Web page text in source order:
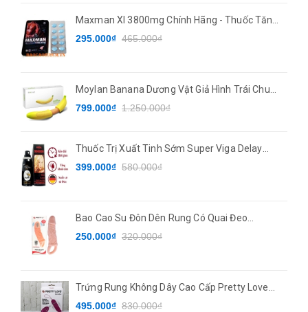
Maxman XI 3800mg Chính Hãng - Thuốc Tăng
Cường Sinh Lý
295.000₫ 465.000₫
Moylan Banana Dương Vật Giả Hình Trái Chuối
7 Chế Độ Rung
799.000₫ 1.250.000₫
Thuốc Trị Xuất Tinh Sớm Super Viga Delay
Spray
399.000₫ 580.000₫
Bao Cao Su Đôn Dên Rung Có Quai Đeo
PRETTYLOVE
250.000₫ 320.000₫
Trứng Rung Không Dây Cao Cấp Pretty Love
Deirdre
495.000₫ 830.000₫